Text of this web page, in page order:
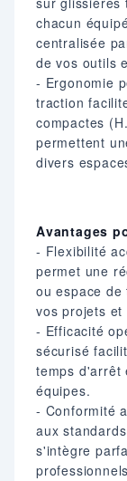
chacun
centralisée
de vos outils
- Ergonomie
traction
compactes
permettent
divers
Avantages
- Flexibilité
permet une
ou espace
vos projets et
- Efficacité
sécurisé
temps d'arrêt
équipes.​
- Conformité
aux
s'intègre